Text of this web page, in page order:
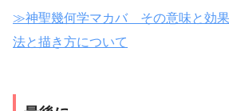
≫神聖幾何学マカバ その意味と効
法と描き方について